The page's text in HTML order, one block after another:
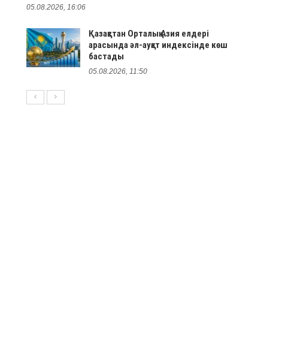
05.08.2026, 16:06
Қазақстан Орталық Азия елдері
арасында әл-ауқат индексінде көш
бастады
05.08.2026, 11:50